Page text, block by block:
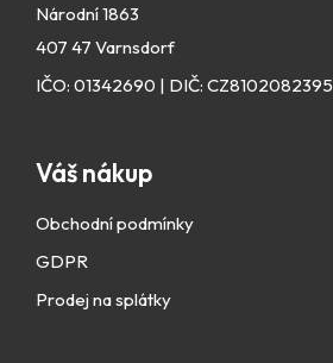
Národní 1863
407 47 Varnsdorf
IČO: 01342690 | DIČ: CZ8102082395
Váš nákup
Obchodní podmínky
GDPR
Prodej na splátky